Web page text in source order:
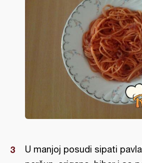
U manjoj posudi sipati